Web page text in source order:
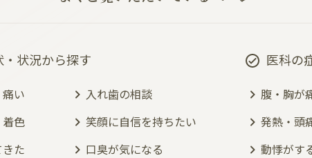
状況から探す
い
入れ歯の相談
色
笑顔に自信を持ちたい
た
口臭が気になる
医科の
腹・胸が
発熱・頭
動悸がす